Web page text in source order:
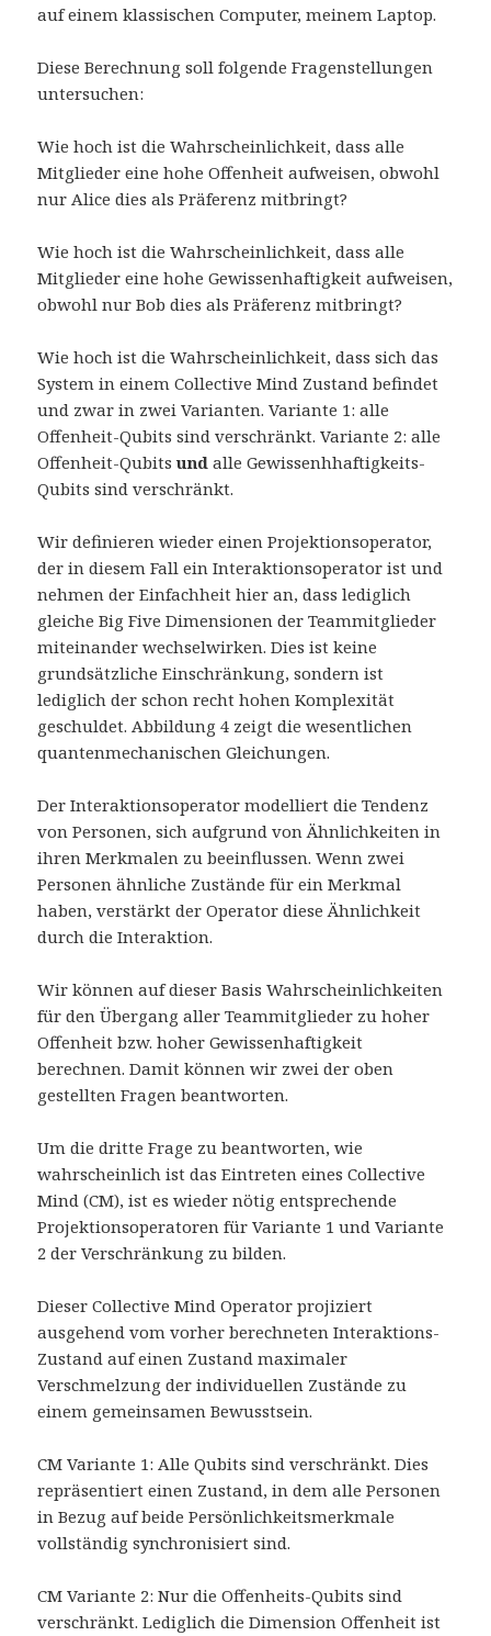
auf einem klassischen Computer, meinem Laptop.
Diese Berechnung soll folgende Fragenstellungen
untersuchen:
Wie hoch ist die Wahrscheinlichkeit, dass alle
Mitglieder eine hohe Offenheit aufweisen, obwohl
nur Alice dies als Präferenz mitbringt?
Wie hoch ist die Wahrscheinlichkeit, dass alle
Mitglieder eine hohe Gewissenhaftigkeit aufweisen,
obwohl nur Bob dies als Präferenz mitbringt?
Wie hoch ist die Wahrscheinlichkeit, dass sich das
System in einem Collective Mind Zustand befindet
und zwar in zwei Varianten. Variante 1: alle
Offenheit-Qubits sind verschränkt. Variante 2: alle
Offenheit-Qubitsund alle Gewissenhhaftigkeits-
Qubits sind verschränkt.
Wir definieren wieder einen Projektionsoperator,
der in diesem Fall ein Interaktionsoperator ist und
nehmen der Einfachheit hier an, dass lediglich
gleiche Big Five Dimensionen der Teammitglieder
miteinander wechselwirken. Dies ist keine
grundsätzliche Einschränkung, sondern ist
lediglich der schon recht hohen Komplexität
geschuldet. Abbildung 4 zeigt die wesentlichen
quantenmechanischen Gleichungen.
Der Interaktionsoperator​ modelliert die Tendenz
von Personen, sich aufgrund von Ähnlichkeiten in
ihren Merkmalen zu beeinflussen. Wenn zwei
Personen ähnliche Zustände für ein Merkmal
haben, verstärkt der Operator diese Ähnlichkeit
durch die Interaktion.
Wir können auf dieser Basis Wahrscheinlichkeiten
für den Übergang aller Teammitglieder zu hoher
Offenheit bzw. hoher Gewissenhaftigkeit
berechnen. Damit können wir zwei der oben
gestellten Fragen beantworten.
Um die dritte Frage zu beantworten, wie
wahrscheinlich ist das Eintreten eines Collective
Mind (CM), ist es wieder nötig entsprechende
Projektionsoperatoren für Variante 1 und Variante
2 der Verschränkung zu bilden.
Dieser Collective Mind Operator projiziert
ausgehend vom vorher berechneten Interaktions-
Zustand auf einen Zustand maximaler
Verschmelzung der individuellen Zustände zu
einem gemeinsamen Bewusstsein.
CM Variante 1: Alle Qubits sind verschränkt. Dies
repräsentiert einen Zustand, in dem alle Personen
in Bezug auf beide Persönlichkeitsmerkmale
vollständig synchronisiert sind.
CM Variante 2: Nur die Offenheits-Qubits sind
verschränkt. Lediglich die Dimension Offenheit ist